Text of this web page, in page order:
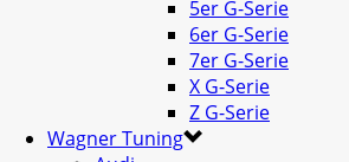
5er G-Serie
6er G-Serie
7er G-Serie
X G-Serie
Z G-Serie
Wagner Tuning